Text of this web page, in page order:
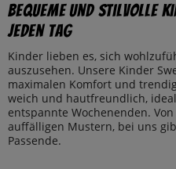
Bequeme und Stilvolle
Jeden Tag
Kinder lieben es, sich
auszusehen. Unsere Kinder
maximalen Komfort und
weich und hautfreundlich,
entspannte Wochenenden.
auffälligen Mustern, bei uns
Passende.